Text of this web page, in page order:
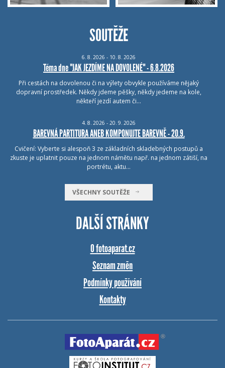
SOUTĚŽE
6. 8. 2026 - 10. 8. 2026
Téma dne "JAK JEZDÍME NA DOVOLENÉ" - 6.8.2026
Při cestách na dovolenou či na výlety obvykle používáme nějaký
dopravní prostředek. Někdy jdeme pěšky, někdy jedeme na kole,
někteří jezdí autem či…
4. 8. 2026 - 20. 9. 2026
BAREVNÁ PARTITURA ANEB KOMPONUJTE BAREVNĚ - 20.9.
Cvičení: Vyberte si alespoň 3 ze základních skladebných postupů a
zkuste je uplatnit pouze na jednom námětu např. na jednom zátiší, na
portrétu, aktu…
VŠECHNY SOUTĚŽE
DALŠÍ STRÁNKY
O fotoaparat.cz
Seznam změn
Podmínky používání
Kontakty